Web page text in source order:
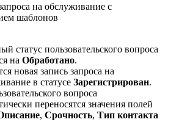
на обслуживание с
шаблонов
статус пользовательского вопроса
на Обработано.
новая запись запроса на
в статусе Зарегистрирован.
вопроса
переносятся значения полей
, Срочность, Тип контакта